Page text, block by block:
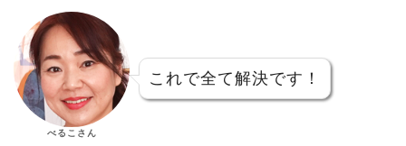
べるこさん
これで全て解決です！